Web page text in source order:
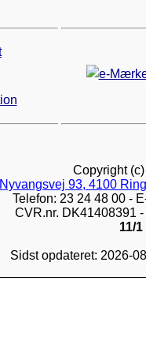
Copyright
Nyvangsvej 93, 4100
Telefon: 23 24 48 00 -
CVR.nr. DK41408391
11/1
Sidst opdateret: 2026-